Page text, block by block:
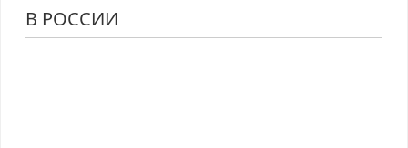
В РОССИИ